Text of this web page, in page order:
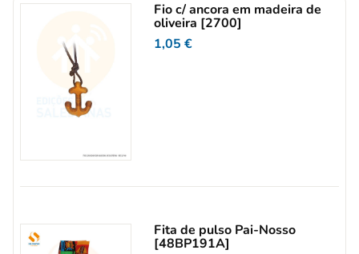
Fio c/ ancora em madeira de
oliveira [2700]
1,05€
Fita de pulso Pai-Nosso
[48BP191A]